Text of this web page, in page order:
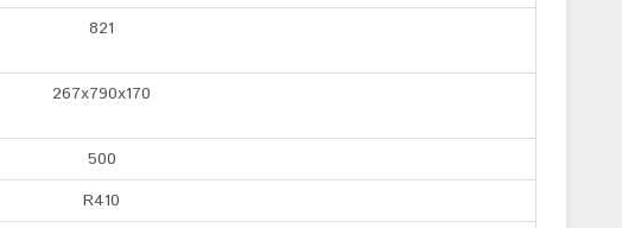
821
267x790x170
500
R410